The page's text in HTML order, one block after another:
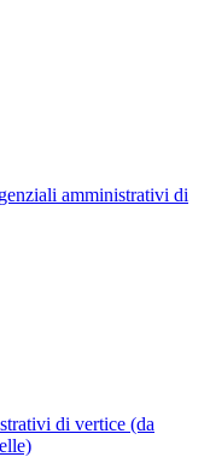
amministrativi di
di vertice (da